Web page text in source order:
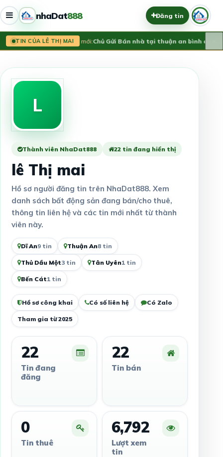
nhaDat888 Đăng tin
TIN CỦA LÊ THỊ MAITin mới:Chủ Gửi Bán nhà tại thuận an bình dương
L
Thành viên NhaDat888 22 tin đang hiển thị
lê Thị mai
Hồ sơ người đăng tin trên NhaDat888. Xem
danh sách bất động sản đang bán/cho thuê,
thông tin liên hệ và các tin mới nhất từ thành
viên này.
Dĩ An9 tin Thuận An8 tin
Thủ Dầu Một3 tin Tân Uyên1 tin
Bến Cát1 tin
Hồ sơ công khai Có số liên hệ Có Zalo
Tham gia từ 2025
22
Tin đang
đăng
22
Tin bán
0
Tin thuê
6,792
Lượt xem
tin